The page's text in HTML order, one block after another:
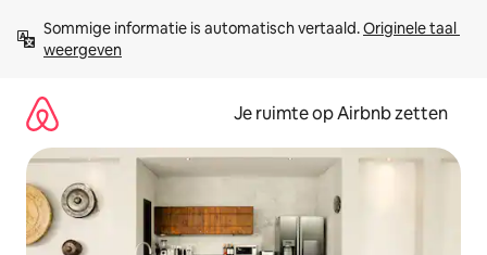
direct
naar
Sommige informatie is automatisch vertaald. Originele taal
weergeven
Je ruimte op Airbnb zetten